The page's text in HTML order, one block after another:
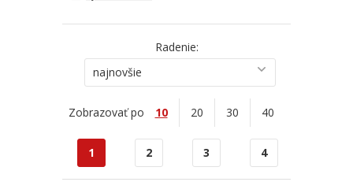
Radenie:
najnovšie
Zobrazovať po 10 20 30 40
1 2 3 4